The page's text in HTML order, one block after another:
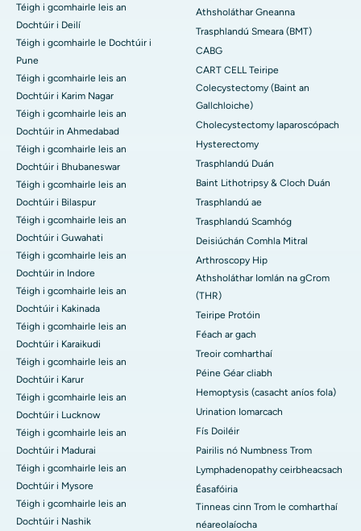
Téigh i gcomhairle leis an
Dochtúir i Deilí
Téigh i gcomhairle le Dochtúir i
Pune
Téigh i gcomhairle leis an
Dochtúir i Karim Nagar
Téigh i gcomhairle leis an
Dochtúir in Ahmedabad
Téigh i gcomhairle leis an
Dochtúir i Bhubaneswar
Téigh i gcomhairle leis an
Dochtúir i Bilaspur
Téigh i gcomhairle leis an
Dochtúir i Guwahati
Téigh i gcomhairle leis an
Dochtúir in Indore
Téigh i gcomhairle leis an
Dochtúir i Kakinada
Téigh i gcomhairle leis an
Dochtúir i Karaikudi
Téigh i gcomhairle leis an
Dochtúir i Karur
Téigh i gcomhairle leis an
Dochtúir i Lucknow
Téigh i gcomhairle leis an
Dochtúir i Madurai
Téigh i gcomhairle leis an
Dochtúir i Mysore
Téigh i gcomhairle leis an
Dochtúir i Nashik
Athsholáthar Gneanna
Trasphlandú Smeara (BMT)
CABG
CART CELL Teiripe
Colecystectomy (Baint an
Gallchloiche)
Cholecystectomy laparoscópach
Hysterectomy
Trasphlandú Duán
Baint Lithotripsy & Cloch Duán
Trasphlandú ae
Trasphlandú Scamhóg
Deisiúchán Comhla Mitral
Arthroscopy Hip
Athsholáthar Iomlán na gCrom
(THR)
Teiripe Protóin
Féach ar gach
Treoir comharthaí
Péine Géar cliabh
Hemoptysis (casacht aníos fola)
Urination Iomarcach
Fís Doiléir
Pairilis nó Numbness Trom
Lymphadenopathy ceirbheacsach
Éasafóiria
Tinneas cinn Trom le comharthaí
néareolaíocha